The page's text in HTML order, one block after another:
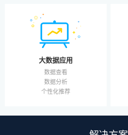
大数据应用
数据查看
数据分析
个性化推荐